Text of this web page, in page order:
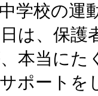
学校の運
は、保護
本当にた
ポート